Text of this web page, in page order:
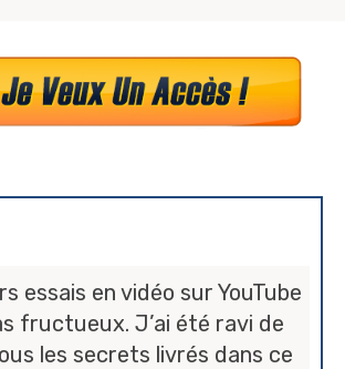
essais en vidéo sur YouTube
fructueux. J’ai été ravi de
les secrets livrés dans ce